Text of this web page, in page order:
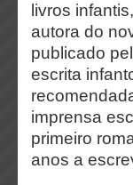
livros
autora do
publicado
escrita
imprensa
primeiro
anos a